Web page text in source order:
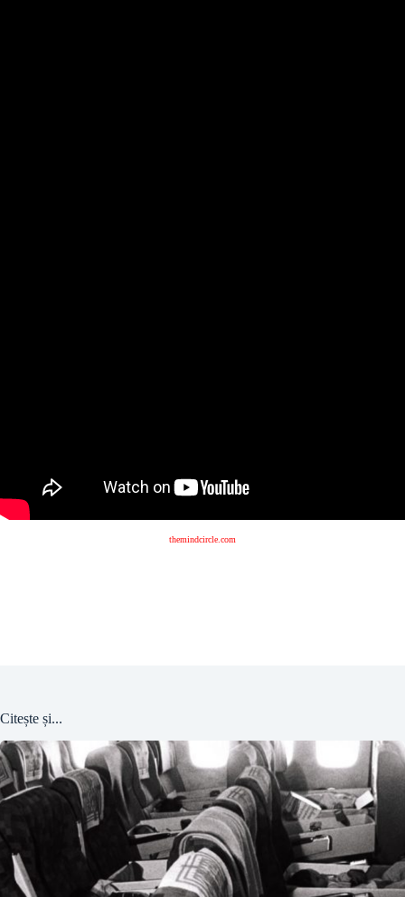
themindcircle.com
Citește și...